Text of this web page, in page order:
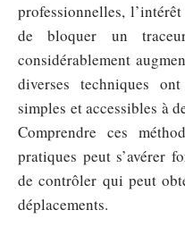
professionnelles,
de bloquer un
considérablement
diverses techniques
simples et accessibles à
Comprendre ces
pratiques peut s’avérer
de contrôler qui peut
déplacements.